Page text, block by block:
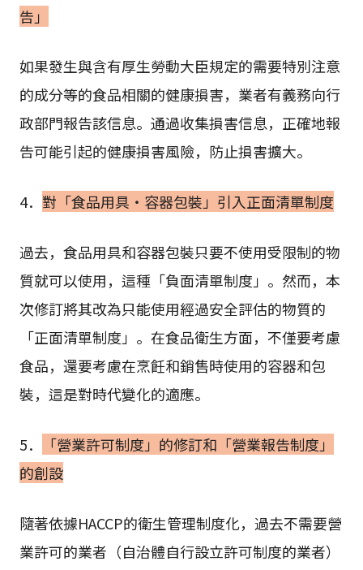
告」
如果發生與含有厚生勞動大臣規定的需要特別注意
的成分等的食品相關的健康損害，業者有義務向行
政部門報告該信息。通過收集損害信息，正確地報
告可能引起的健康損害風險，防止損害擴大。
4． 對「食品用具・容器包裝」引入正面清單制度
過去，食品用具和容器包裝只要不使用受限制的物
質就可以使用，這種「負面清單制度」。然而，本
次修訂將其改為只能使用經過安全評估的物質的
「正面清單制度」。在食品衛生方面，不僅要考慮
食品，還要考慮在烹飪和銷售時使用的容器和包
裝，這是對時代變化的適應。
5．
「營業許可制度」的修訂和「營業報告制度」
的創設
隨著依據HACCP的衛生管理制度化，過去不需要營
業許可的業者（自治體自行設立許可制度的業者）